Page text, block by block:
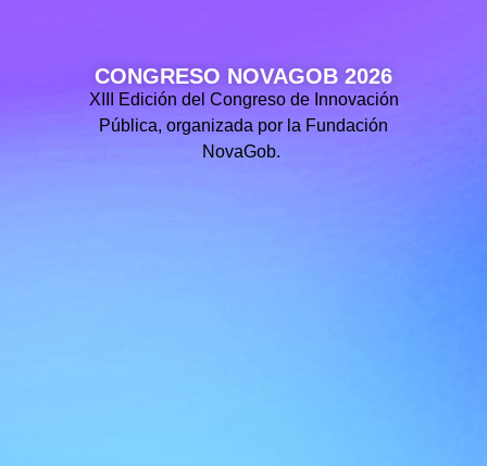
CONGRESO NOVAGOB 2026
XIII Edición del Congreso de Innovación
Pública, organizada por la Fundación
NovaGob.